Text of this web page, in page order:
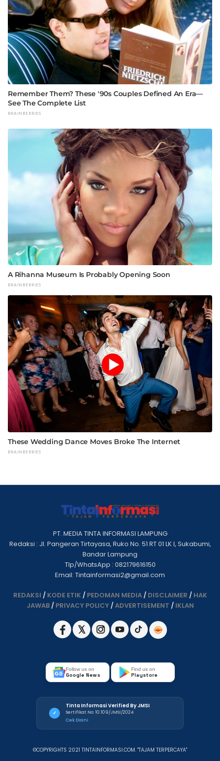
PT. MEDIA TINTA INFORMASI LAMPUNG
Redaksi : Jl. Pangeran Tirtayasa, Ruko No. 51 RT 01 LK I, Sukabumi,
Bandar Lampung
Tlp/WhatsApp : 082179616150
Email: Tintainformasi2@gmail.com
REDAKSI / KODE ETIK / PEDOMAN MEDIA/ DISCLAIMER / HAK
JAWAB/ PRIVACY POLICY/ADVERTISEMENT / IKLAN
Follow us on
Google News
Find us on
Playstore
✓
Tinta Informasi Verified By JMSI
Sertifikat No: 10.109/JMSI/2024
Cek Disini
©COPYRIGHTS 2021 TINTAINFORMASI.COM. "TAJAM TERPERCAYA"